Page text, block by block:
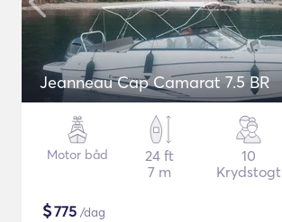
Jeanneau Cap Camarat 7.5 BR
Motor båd
24 ft
7 m
10
Krydstogt
$775 /dag